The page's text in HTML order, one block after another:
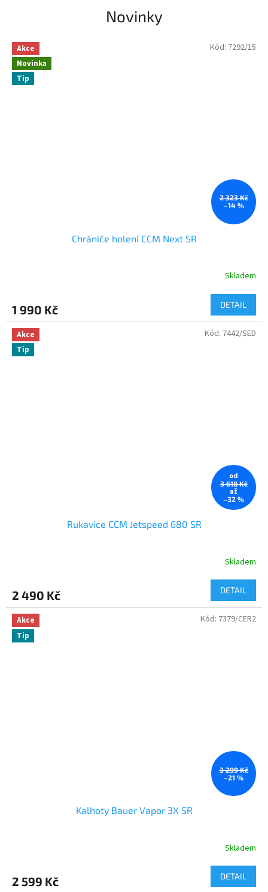
Novinky
Akce
Novinka
Tip
2 323 Kč
–14 %
Chrániče holení CCM Next SR
Skladem
1 990 Kč DETAIL
Kód: 7292/15
Akce
Tip
od
3 618 Kč
až
–32 %
Rukavice CCM Jetspeed 680 SR
Skladem
2 490 Kč DETAIL
Kód: 7442/SED
Akce
Tip
3 299 Kč
–21 %
Kalhoty Bauer Vapor 3X SR
Skladem
2 599 Kč DETAIL
Kód: 7379/CER2